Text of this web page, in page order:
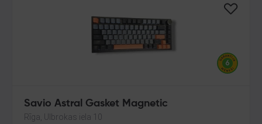
Savio Astral Gasket Magnetic
Rīga, Ulbrokas iela 10